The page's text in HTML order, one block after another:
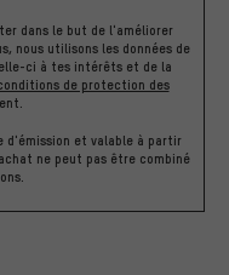
dans le but de l'améliorer
nous utilisons les données de
ci à tes intérêts et de la
de protection des
d'émission et valable à partir
ne peut pas être combiné